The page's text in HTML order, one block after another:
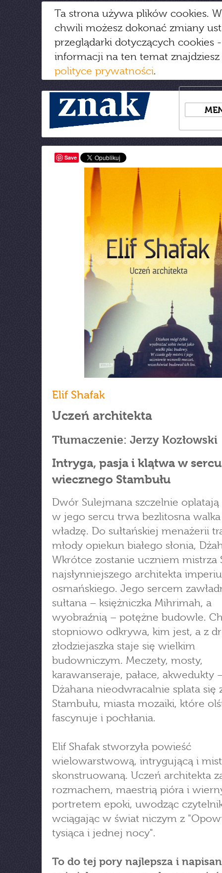
Ta strona używa plików cookies.
chwili możesz dokonać zmiany
przeglądarki dotyczących cookies
informacji na ten temat
polityce prywatności.
Save
Elif Shafak
Uczeń architekta
Tłumaczenie: Jerzy Kozłowski
Intryga, pasja i klątwa w
wiecznego Stambułu
Dwór Sulejmana szczelnie
w jego sercu trwa bezlitosna
władzę. Do sułtańskiej menażerii
młody opiekun białego słonia,
Wkrótce zostanie uczniem mistrza
najsłynniejszego architekta
osmańskiego. Jego sercem
sułtana – księżniczka Mihrimah, a
wyobraźnią – potężne budowle.
stopniowo odkrywa, kim jest, a z
złodziejaszka staje się wielkim
budowniczym. Meczety, mosty,
karawanseraje, pałace, akwedukty
Dżahana nieodwracalnie splata się
Stambułu, miasta mozaiki, które
fascynuje i pochłania.
Elif Shafak stworzyła powieść
wielowarstwową, intrygującą i
skonstruowaną. Uczeń architekta
rozmachem, maestrią pióra i
portretem epoki, uwodząc
wciągając w świat niczym z
tysiąca i jednej nocy".
To do tej pory najlepsza i